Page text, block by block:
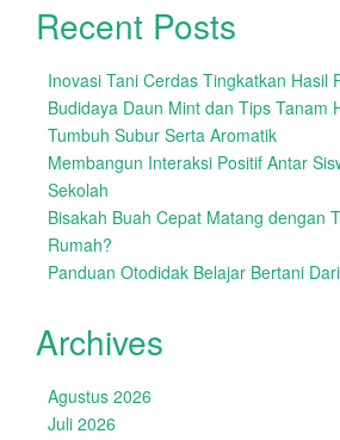
Recent Posts
Inovasi Tani Cerdas Tingkatkan Hasil
Budidaya Daun Mint dan Tips Tanam
Tumbuh Subur Serta Aromatik
Membangun Interaksi Positif Antar
Sekolah
Bisakah Buah Cepat Matang dengan
Rumah?
Panduan Otodidak Belajar Bertani
Archives
Agustus 2026
Juli 2026